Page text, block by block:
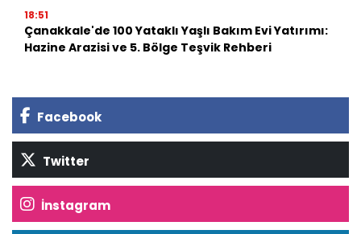
18:51
Çanakkale'de 100 Yataklı Yaşlı Bakım Evi Yatırımı:
Hazine Arazisi ve 5. Bölge Teşvik Rehberi
Facebook
Twitter
İnstagram